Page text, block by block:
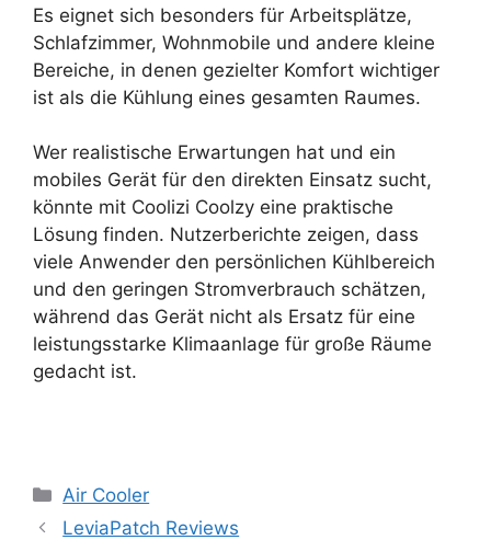
Es eignet sich besonders für Arbeitsplätze,
Schlafzimmer, Wohnmobile und andere kleine
Bereiche, in denen gezielter Komfort wichtiger
ist als die Kühlung eines gesamten Raumes.
Wer realistische Erwartungen hat und ein
mobiles Gerät für den direkten Einsatz sucht,
könnte mit Coolizi Coolzy eine praktische
Lösung finden. Nutzerberichte zeigen, dass
viele Anwender den persönlichen Kühlbereich
und den geringen Stromverbrauch schätzen,
während das Gerät nicht als Ersatz für eine
leistungsstarke Klimaanlage für große Räume
gedacht ist.
Categories
Air Cooler
LeviaPatch Reviews